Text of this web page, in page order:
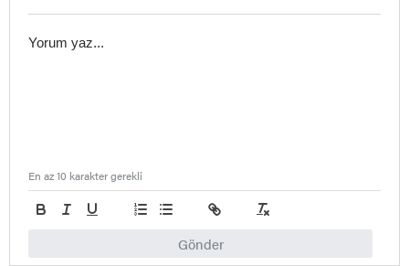
Gönder
En az 10 karakter gerekli